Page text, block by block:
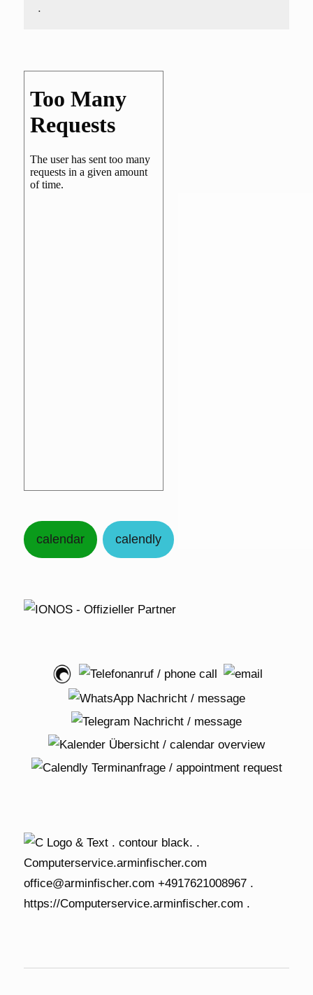
.
calendar calendly